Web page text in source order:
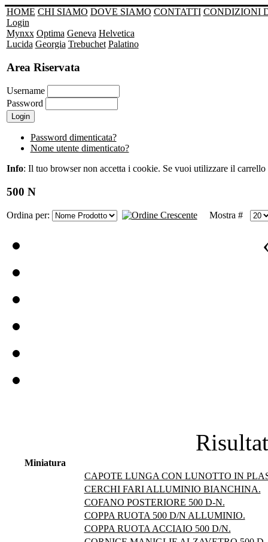
HOME CHI SIAMO DOVE SIAMO CONTATTI CONDIZIONI
Login
Mynxx Optima Geneva Helvetica
Lucida Georgia Trebuchet Palatino
Area Riservata
Username
Password
Password dimenticata?
Nome utente dimenticato?
Info: Il tuo browser non accetta i cookie. Se vuoi utilizzare il
500 N
Ordina per: Mostra #
Miniatura
CAPOTE LUNGA CON LUNOTTO IN
CERCHI FARI ALLUMINIO BIANCHINA.
COFANO POSTERIORE 500 D-N.
COPPA RUOTA 500 D/N ALLUMINIO.
COPPA RUOTA ACCIAIO 500 D/N.